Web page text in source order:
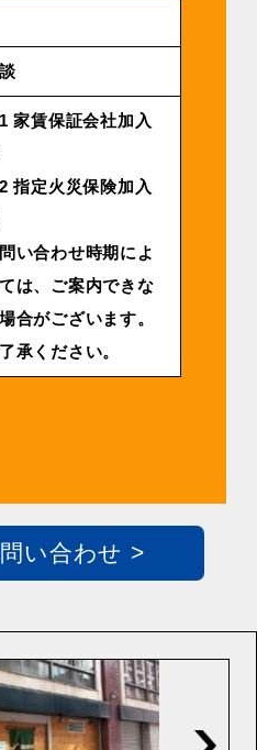
家賃保証会社加入
指定火災保険加入
い合わせ時期によ
は、ご案内できな
合がございます。
承ください。
い合わせ >